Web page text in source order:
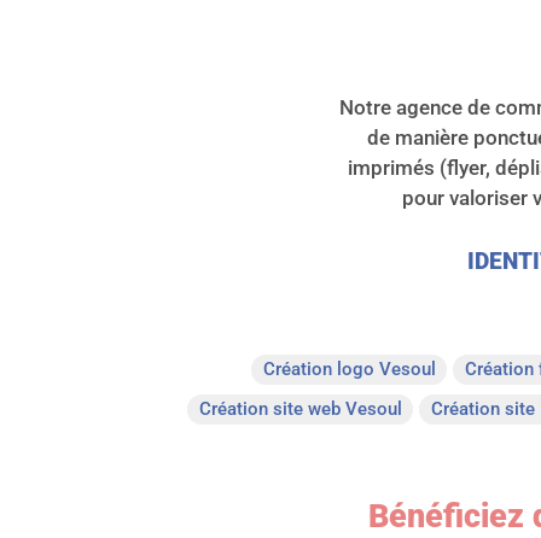
Notre agence de
de manière
imprimés (flyer,
pour valoriser
Création logo Vesoul
Création
Création site web Vesoul
Création site
Bénéficiez